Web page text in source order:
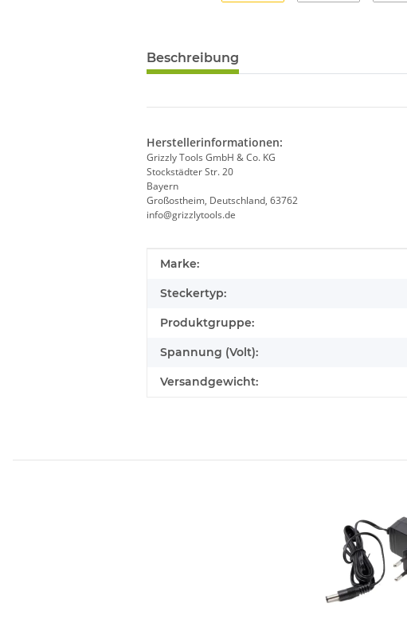
Beschreibung
Herstellerinformationen:
Grizzly Tools GmbH & Co. KG
Stockstädter Str. 20
Bayern
Großostheim, Deutschland, 63762
info@grizzlytools.de
Produkteigenschaft
Wert
Marke:
Steckertyp:
Produktgruppe:
Spannung (Volt):
Versandgewicht: